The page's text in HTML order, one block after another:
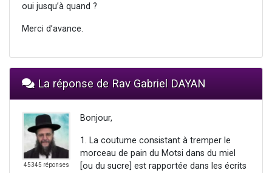
oui jusqu’à quand ?
Merci d’avance.
La réponse de Rav Gabriel DAYAN
45345 réponses
Bonjour,
1. La coutume consistant à tremper le
morceau de pain du Motsi dans du miel
[ou du sucre] est rapportée dans les écrits